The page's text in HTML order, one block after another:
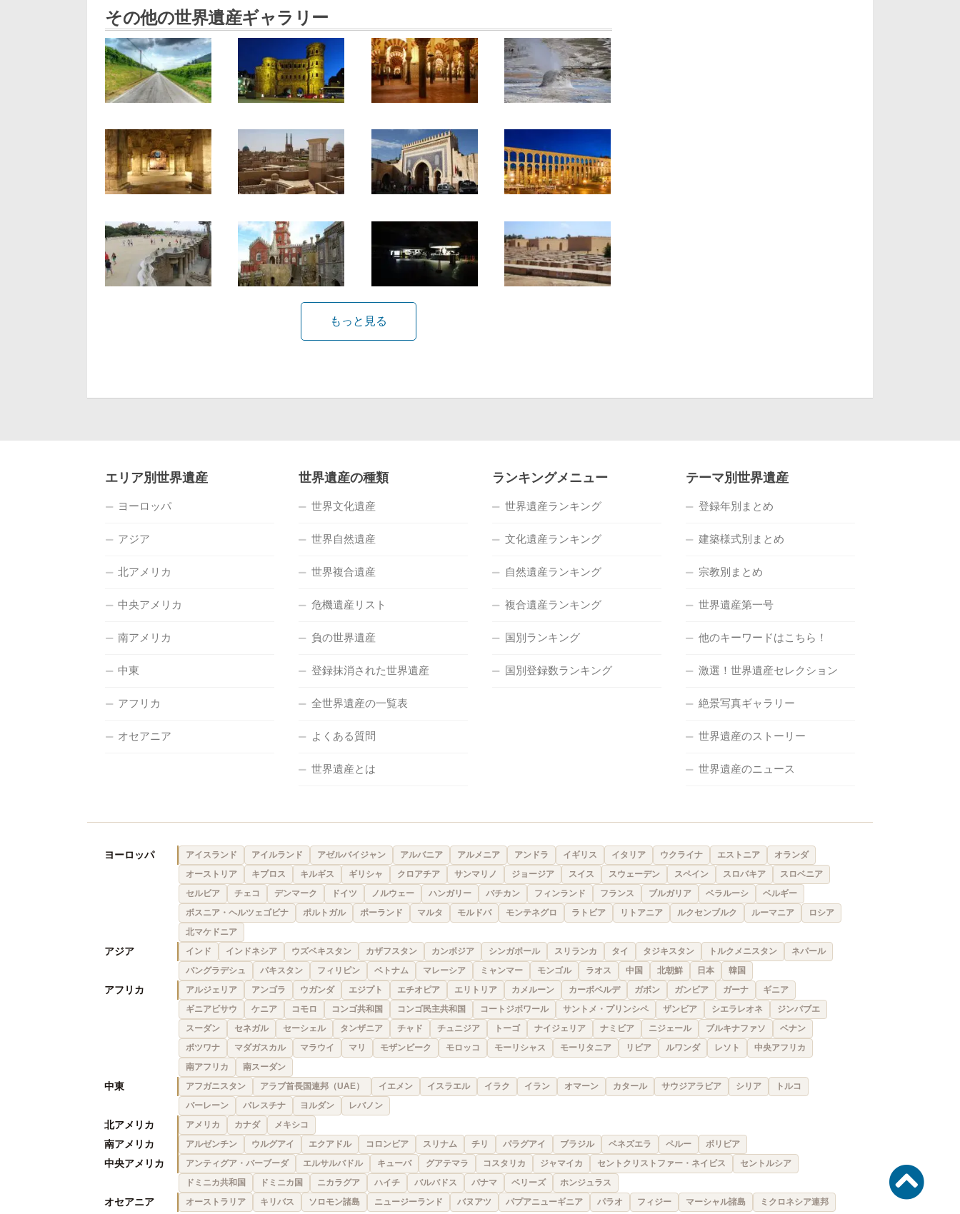
その他の世界遺産ギャラリー
もっと見る
エリア別世界遺産
ヨーロッパ
アジア
北アメリカ
中央アメリカ
南アメリカ
中東
アフリカ
オセアニア
世界遺産の種類
世界文化遺産
世界自然遺産
世界複合遺産
危機遺産リスト
負の世界遺産
登録抹消された世界遺産
全世界遺産の一覧表
よくある質問
世界遺産とは
ランキングメニュー
世界遺産ランキング
文化遺産ランキング
自然遺産ランキング
複合遺産ランキング
国別ランキング
国別登録数ランキング
テーマ別世界遺産
登録年別まとめ
建築様式別まとめ
宗教別まとめ
世界遺産第一号
他のキーワードはこちら！
激選！世界遺産セレクション
絶景写真ギャラリー
世界遺産のストーリー
世界遺産のニュース
ヨーロッパ アイスランド アイルランド アゼルバイジャン アルバニア アルメニア アンドラ イギリス イタリア ウクライナ エストニア
オランダ
オーストリア
キプロス キルギス ギリシャ クロアチア サンマリノ ジョージア スイス スウェーデン スペイン スロバキア
スロベニア
セルビア
チェコ デンマーク ドイツ ノルウェー ハンガリー バチカン フィンランド フランス ブルガリア ベラルーシ
ベルギー
ボスニア・ヘルツェゴビナ
ポルトガル ポーランド マルタ モルドバ モンテネグロ ラトビア リトアニア ルクセンブルク ルーマニア
ロシア
北マケドニア
アジア インド インドネシア ウズベキスタン カザフスタン カンボジア シンガポール スリランカ タイ タジキスタン トルクメニスタン
ネパール
バングラデシュ
パキスタン フィリピン ベトナム マレーシア ミャンマー モンゴル ラオス 中国 北朝鮮 日本 韓国
アフリカ アルジェリア アンゴラ ウガンダ エジプト エチオピア エリトリア カメルーン カーボベルデ ガボン ガンビア ガーナ
ギニア
ギニアビサウ
ケニア コモロ コンゴ共和国 コンゴ民主共和国 コートジボワール サントメ・プリンシペ ザンビア シエラレオネ
ジンバブエ
スーダン
セネガル セーシェル タンザニア チャド チュニジア トーゴ ナイジェリア ナミビア ニジェール ブルキナファソ
ベナン
ボツワナ
マダガスカル マラウイ マリ モザンビーク モロッコ モーリシャス モーリタニア リビア ルワンダ レソト
中央アフリカ
南アフリカ
南スーダン
中東 アフガニスタン アラブ首長国連邦（UAE） イエメン イスラエル イラク イラン オマーン カタール サウジアラビア シリア
トルコ
バーレーン
パレスチナ ヨルダン レバノン
北アメリカ アメリカ カナダ メキシコ
南アメリカ アルゼンチン ウルグアイ エクアドル コロンビア スリナム チリ パラグアイ ブラジル ベネズエラ ペルー ボリビア
中央アメリカ アンティグア・バーブーダ エルサルバドル キューバ グアテマラ コスタリカ ジャマイカ セントクリストファー・ネイビス
セントルシア
ドミニカ共和国
ドミニカ国 ニカラグア ハイチ バルバドス パナマ ベリーズ ホンジュラス
オセアニア オーストラリア キリバス ソロモン諸島 ニュージーランド バヌアツ パプアニューギニア パラオ フィジー マーシャル諸島 ミクロネシア連邦